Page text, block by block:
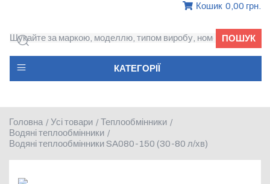
Кошик 0,00 грн.
КАТЕГОРІЇ
ПОШУК
Головна / Усі товари / Теплообмінники /
Водяні теплообмінники /
Водяні теплообмінники SA080-150 (30-80 л/хв)